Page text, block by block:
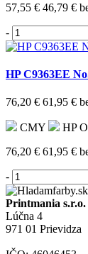
57,55 € 46,79 €
-
HP C9363EE
76,20 € 61,95 €
CMY HP
76,20 € 61,95 €
-
Printmania s.r.o.
Lúčna 4
971 01 Prievidza